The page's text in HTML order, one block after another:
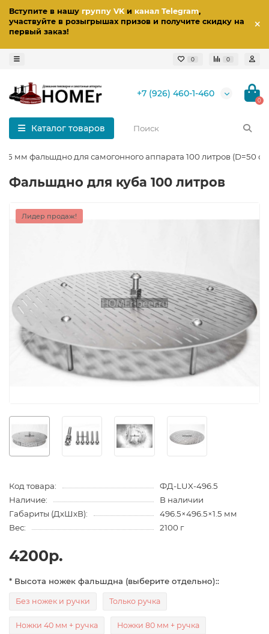
Вступите в нашу группу VKи канал Telegram,
участвуйте в розыгрышах призов и получите скидку на
первый заказ!
0 0
+7 (926) 460-1-460
0
Каталог товаров
мм фальшдно для самогонного аппарата 100 литров (D=50
Фальшдно для куба 100 литров
Лидер продаж!
Код товара:
ФД-LUX-496.5
Наличие:
В наличии
Габариты (ДхШхВ):
496.5×496.5×1.5 мм
Вес:
2100 г
4200р.
* Высота ножек фальшдна (выберите отдельно)::
Без ножек и ручки Только ручка
Ножки 40 мм + ручка Ножки 80 мм + ручка